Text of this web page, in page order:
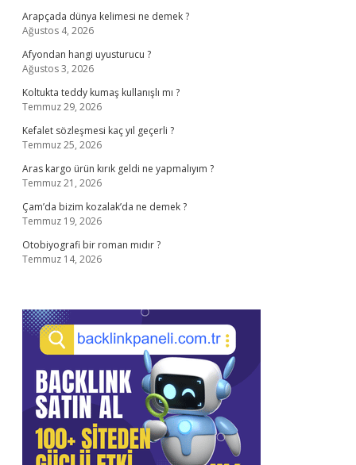
Arapçada dünya kelimesi ne demek ?
Ağustos 4, 2026
Afyondan hangi uyusturucu ?
Ağustos 3, 2026
Koltukta teddy kumaş kullanışlı mı ?
Temmuz 29, 2026
Kefalet sözleşmesi kaç yıl geçerli ?
Temmuz 25, 2026
Aras kargo ürün kırık geldi ne yapmalıyım ?
Temmuz 21, 2026
Çam’da bizim kozalak’da ne demek ?
Temmuz 19, 2026
Otobiyografi bir roman mıdır ?
Temmuz 14, 2026